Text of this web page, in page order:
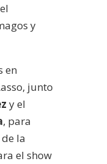
y
en
junto
y el
, para
la
el show